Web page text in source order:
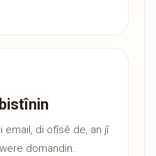
email, di ofîsê de, an jî
domandin.